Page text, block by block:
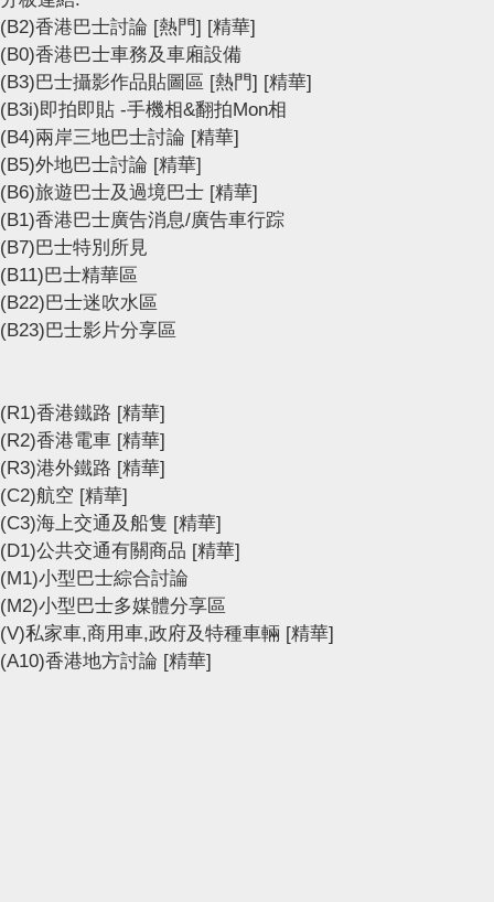
(B2)香港巴士討論 [熱門] [精華]
(B0)香港巴士車務及車廂設備
(B3)巴士攝影作品貼圖區 [熱門] [精華]
(B3i)即拍即貼 -手機相&翻拍Mon相
(B4)兩岸三地巴士討論 [精華]
(B5)外地巴士討論 [精華]
(B6)旅遊巴士及過境巴士 [精華]
(B1)香港巴士廣告消息/廣告車行踪
(B7)巴士特別所見
(B11)巴士精華區
(B22)巴士迷吹水區
(B23)巴士影片分享區
(R1)香港鐵路 [精華]
(R2)香港電車 [精華]
(R3)港外鐵路 [精華]
(C2)航空 [精華]
(C3)海上交通及船隻 [精華]
(D1)公共交通有關商品 [精華]
(M1)小型巴士綜合討論
(M2)小型巴士多媒體分享區
(V)私家車,商用車,政府及特種車輛 [精華]
(A10)香港地方討論 [精華]